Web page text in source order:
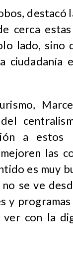
destacó
cerca
lado, sino
ciudadanía
a estos
las
es muy
se ve
y
con la